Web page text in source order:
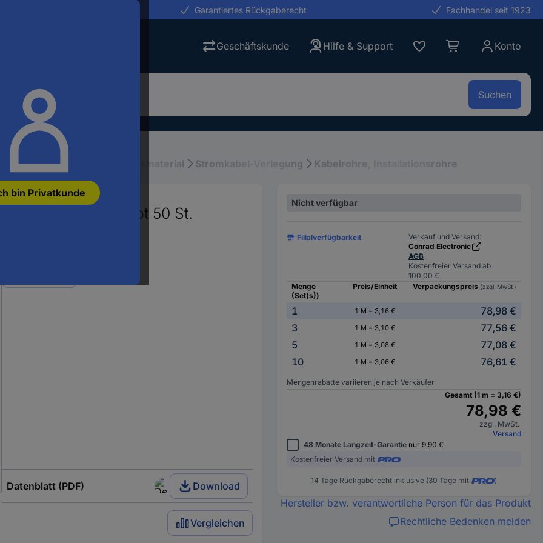
bin Privatkunde
Garantiertes Rückgaberecht Fachhandel seit 1923
Geschäftskunde Hilfe & Support Konto
Suchen
Elektroinstallationsmaterial Stromkabel-Verlegung Kabelrohre, Installationsrohre
500 mm Rot 50 St.
Datenblatt (PDF) Download
Vergleichen
Nicht verfügbar
Filialverfügbarkeit
Verkauf und Versand:
Conrad Electronic
AGB
Kostenfreier Versand ab
100,00 €
Menge
(Set(s))
Preis/Einheit Verpackungspreis (zzgl. MwSt.)
1 1 M = 3,16 €
78,98 €
3
1 M = 3,10 €
77,56 €
5
1 M = 3,08 €
77,08 €
10
1 M = 3,06 € 76,61 €
Mengenrabatte variieren je nach Verkäufer
Gesamt (1 m = 3,16 €)
78,98 €
zzgl. MwSt.
Versand
48 Monate Langzeit-Garantie nur 9,90 €
Kostenfreier Versand mit
14 Tage Rückgaberecht inklusive (30 Tage mit )
Hersteller bzw. verantwortliche Person für das Produkt
Rechtliche Bedenken melden